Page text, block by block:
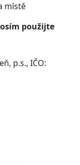
místě
použijte
p.s., IČO: